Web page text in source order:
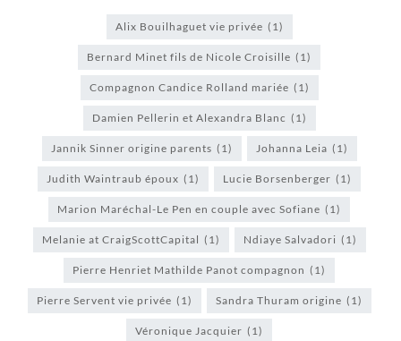
Alix Bouilhaguet vie privée (1)
Bernard Minet fils de Nicole Croisille (1)
Compagnon Candice Rolland mariée (1)
Damien Pellerin et Alexandra Blanc (1)
Jannik Sinner origine parents (1) Johanna Leia (1)
Judith Waintraub époux (1) Lucie Borsenberger (1)
Marion Maréchal-Le Pen en couple avec Sofiane (1)
Melanie at CraigScottCapital (1) Ndiaye Salvadori (1)
Pierre Henriet Mathilde Panot compagnon (1)
Pierre Servent vie privée (1) Sandra Thuram origine (1)
Véronique Jacquier (1)